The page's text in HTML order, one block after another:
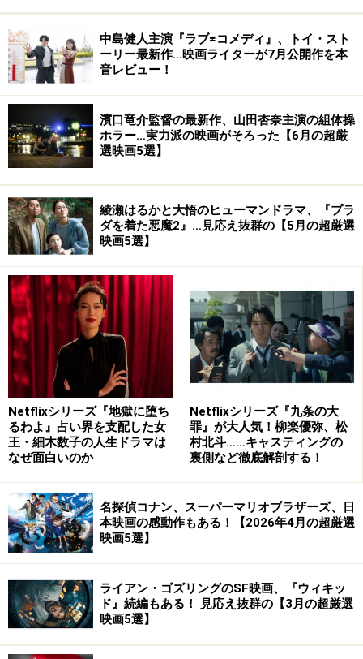
天国と地獄<普及版> [DVD]
Amazonで見る
天国と地獄
い。
中島健人主演『ラブ≠コメディ』、トイ・スト
ーリー最新作…映画ライターが7月公開作を本
音レビュー！
濱口竜介監督の最新作、山田杏奈主演の組体操
ホラー…実力派の映画がそろった【6月の超厳
選映画5選】
綾瀬はるかと大悟のヒューマンドラマ、『プラ
ダを着た悪魔2』…見応え抜群の【5月の超厳選
映画5選】
Netflixシリーズ『地獄に堕ち
るわよ』占い界を支配した女
王・細木数子の人生ドラマは
なぜ面白いのか
Netflixシリーズ『九条の大
罪』が大人気！柳楽優弥、松
村北斗……キャスティングの
裏側など徹底解剖する！
名探偵コナン、スーパーマリオブラザーズ、日
本映画の感動作もある！【2026年4月の超厳選
映画5選】
ライアン・ゴズリングのSF映画、『ウィキッ
ド』続編もある！ 見応え抜群の【3月の超厳選
映画5選】